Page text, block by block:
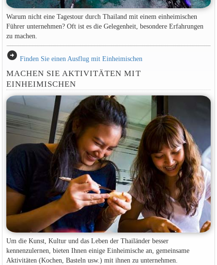
Warum nicht eine Tagestour durch Thailand mit einem einheimischen
Führer unternehmen? Oft ist es die Gelegenheit, besondere Erfahrungen
zu machen.
arrow_circle_right Finden Sie einen Ausflug mit Einheimischen
MACHEN SIE AKTIVITÄTEN MIT
EINHEIMISCHEN
Um die Kunst, Kultur und das Leben der Thailänder besser
kennenzulernen, bieten Ihnen einige Einheimische an, gemeinsame
Aktivitäten (Kochen, Basteln usw.) mit ihnen zu unternehmen.